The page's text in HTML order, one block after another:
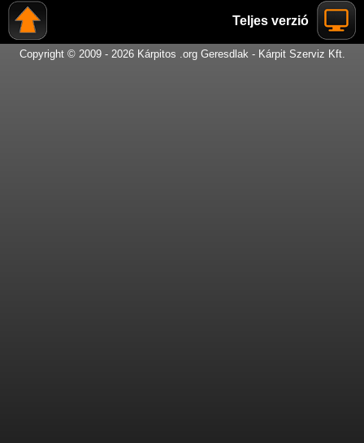
Teljes verzió
Copyright © 2009 - 2026 Kárpitos .org Geresdlak - Kárpit Szerviz Kft.